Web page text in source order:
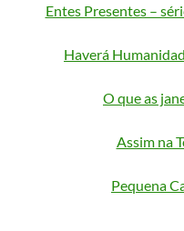
Entes Presentes –
Haverá
O que as
Assim na
Pequena